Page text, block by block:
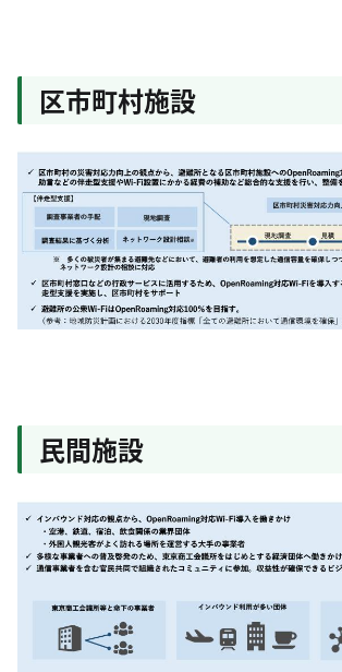
区市町村施設
民間施設